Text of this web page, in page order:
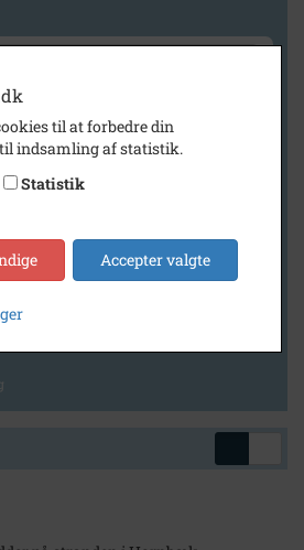
til at forbedre din
indsamling af statistik.
Statistik
Accepter valgte